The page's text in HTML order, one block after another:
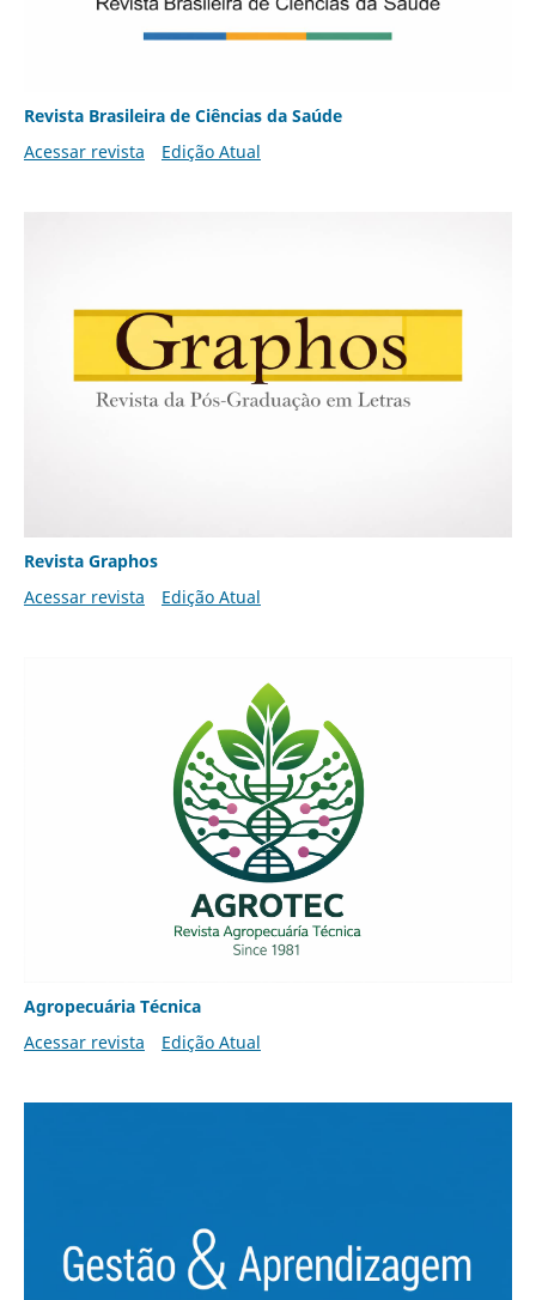
Revista Brasileira de Ciências da Saúde
Acessar revista
Edição Atual
Revista Graphos
Acessar revista
Edição Atual
Agropecuária Técnica
Acessar revista
Edição Atual